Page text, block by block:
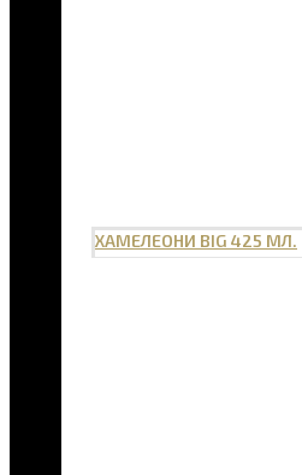
ХАМЕЛЕОНИ BIG 425 МЛ.